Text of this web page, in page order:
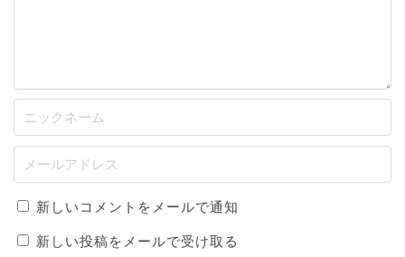
新しいコメントをメールで通知
新しい投稿をメールで受け取る